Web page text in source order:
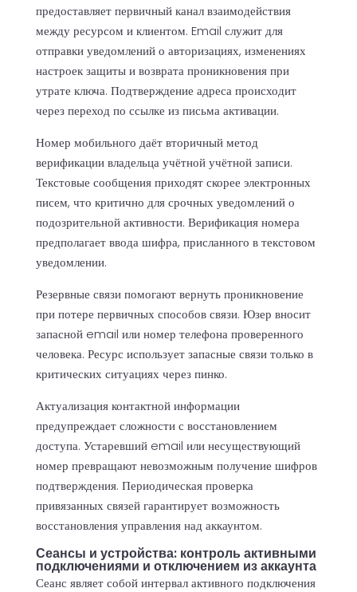
предоставляет первичный канал взаимодействия
между ресурсом и клиентом. Email служит для
отправки уведомлений о авторизациях, изменениях
настроек защиты и возврата проникновения при
утрате ключа. Подтверждение адреса происходит
через переход по ссылке из письма активации.
Номер мобильного даёт вторичный метод
верификации владельца учётной учётной записи.
Текстовые сообщения приходят скорее электронных
писем, что критично для срочных уведомлений о
подозрительной активности. Верификация номера
предполагает ввода шифра, присланного в текстовом
уведомлении.
Резервные связи помогают вернуть проникновение
при потере первичных способов связи. Юзер вносит
запасной email или номер телефона проверенного
человека. Ресурс использует запасные связи только в
критических ситуациях через пинко.
Актуализация контактной информации
предупреждает сложности с восстановлением
доступа. Устаревший email или несуществующий
номер превращают невозможным получение шифров
подтверждения. Периодическая проверка
привязанных связей гарантирует возможность
восстановления управления над аккаунтом.
Сеансы и устройства: контроль активными
подключениями и отключением из аккаунта
Сеанс являет собой интервал активного подключения